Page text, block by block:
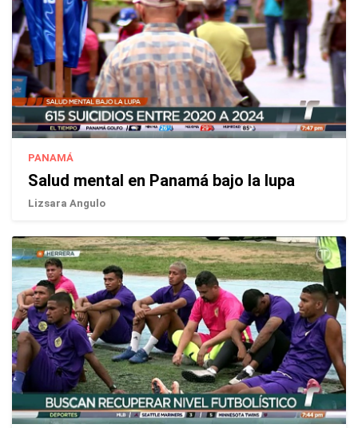
PANAMÁ
Salud mental en Panamá bajo la lupa
Lizsara Angulo